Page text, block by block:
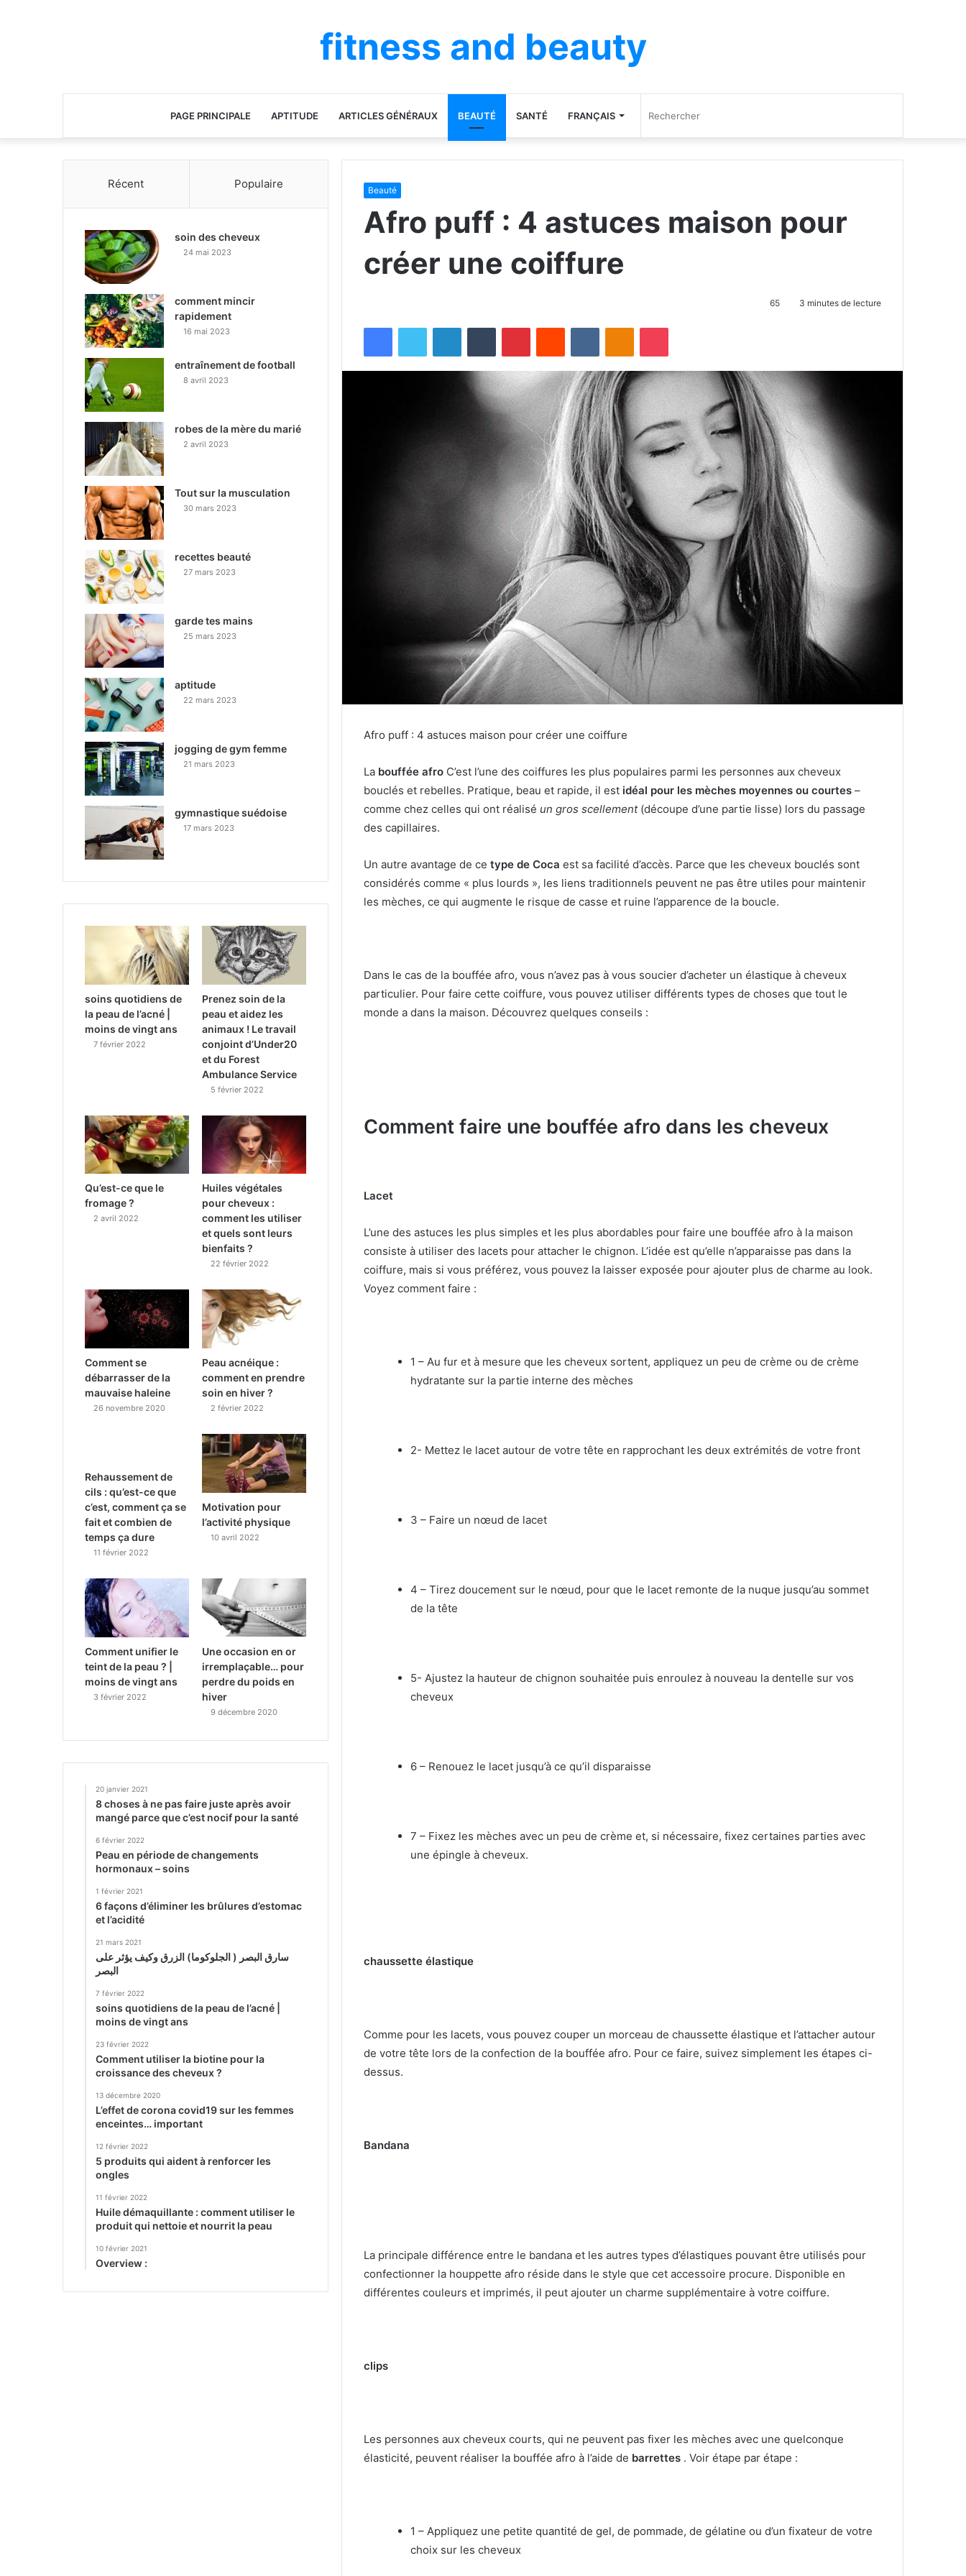
fitness and beauty
PAGE PRINCIPALE APTITUDE ARTICLES GÉNÉRAUX BEAUTÉ SANTÉ FRANÇAIS
Beauté
Afro puff : 4 astuces maison pour
créer une coiffure
65 3 minutes de lecture
Afro puff : 4 astuces maison pour créer une coiffure
La bouffée afro C’est l’une des coiffures les plus populaires parmi les personnes aux cheveux
bouclés et rebelles. Pratique, beau et rapide, il est idéal pour les mèches moyennes ou courtes –
comme chez celles qui ont réalisé un gros scellement(découpe d’une partie lisse) lors du passage
des capillaires.
Un autre avantage de ce type de Coca est sa facilité d’accès. Parce que les cheveux bouclés sont
considérés comme « plus lourds », les liens traditionnels peuvent ne pas être utiles pour maintenir
les mèches, ce qui augmente le risque de casse et ruine l’apparence de la boucle.
Dans le cas de la bouffée afro, vous n’avez pas à vous soucier d’acheter un élastique à cheveux
particulier. Pour faire cette coiffure, vous pouvez utiliser différents types de choses que tout le
monde a dans la maison. Découvrez quelques conseils :
Comment faire une bouffée afro dans les cheveux
Lacet
L’une des astuces les plus simples et les plus abordables pour faire une bouffée afro à la maison
consiste à utiliser des lacets pour attacher le chignon. L’idée est qu’elle n’apparaisse pas dans la
coiffure, mais si vous préférez, vous pouvez la laisser exposée pour ajouter plus de charme au look.
Voyez comment faire :
1 – Au fur et à mesure que les cheveux sortent, appliquez un peu de crème ou de crème
hydratante sur la partie interne des mèches
2- Mettez le lacet autour de votre tête en rapprochant les deux extrémités de votre front
3 – Faire un nœud de lacet
4 – Tirez doucement sur le nœud, pour que le lacet remonte de la nuque jusqu’au sommet
de la tête
5- Ajustez la hauteur de chignon souhaitée puis enroulez à nouveau la dentelle sur vos
cheveux
6 – Renouez le lacet jusqu’à ce qu’il disparaisse
7 – Fixez les mèches avec un peu de crème et, si nécessaire, fixez certaines parties avec
une épingle à cheveux.
chaussette élastique
Comme pour les lacets, vous pouvez couper un morceau de chaussette élastique et l’attacher autour
de votre tête lors de la confection de la bouffée afro. Pour ce faire, suivez simplement les étapes ci-
dessus.
Bandana
La principale différence entre le bandana et les autres types d’élastiques pouvant être utilisés pour
confectionner la houppette afro réside dans le style que cet accessoire procure. Disponible en
différentes couleurs et imprimés, il peut ajouter un charme supplémentaire à votre coiffure.
clips
Les personnes aux cheveux courts, qui ne peuvent pas fixer les mèches avec une quelconque
élasticité, peuvent réaliser la bouffée afro à l’aide de barrettes . Voir étape par étape :
1 – Appliquez une petite quantité de gel, de pommade, de gélatine ou d’un fixateur de votre
choix sur les cheveux
Récent Populaire
soin des cheveux
24 mai 2023
comment mincir
rapidement
16 mai 2023
entraînement de football
8 avril 2023
robes de la mère du marié
2 avril 2023
Tout sur la musculation
30 mars 2023
recettes beauté
27 mars 2023
garde tes mains
25 mars 2023
aptitude
22 mars 2023
jogging de gym femme
21 mars 2023
gymnastique suédoise
17 mars 2023
soins quotidiens de
la peau de l’acné |
moins de vingt ans
7 février 2022
Prenez soin de la
peau et aidez les
animaux ! Le travail
conjoint d’Under20
et du Forest
Ambulance Service
5 février 2022
Qu’est-ce que le
fromage ?
2 avril 2022
Huiles végétales
pour cheveux :
comment les utiliser
et quels sont leurs
bienfaits ?
22 février 2022
Comment se
débarrasser de la
mauvaise haleine
26 novembre 2020
Peau acnéique :
comment en prendre
soin en hiver ?
2 février 2022
Rehaussement de
cils : qu’est-ce que
c’est, comment ça se
fait et combien de
temps ça dure
11 février 2022
Motivation pour
l’activité physique
10 avril 2022
Comment unifier le
teint de la peau ? |
moins de vingt ans
3 février 2022
Une occasion en or
irremplaçable… pour
perdre du poids en
hiver
9 décembre 2020
20 janvier 2021
8 choses à ne pas faire juste après avoir
mangé parce que c’est nocif pour la santé
6 février 2022
Peau en période de changements
hormonaux – soins
1 février 2021
6 façons d’éliminer les brûlures d’estomac
et l’acidité
21 mars 2021
سارق البصر ( الجلوكوما) الزرق وكيف يؤثر على
البصر
7 février 2022
soins quotidiens de la peau de l’acné |
moins de vingt ans
23 février 2022
Comment utiliser la biotine pour la
croissance des cheveux ?
13 décembre 2020
L’effet de corona covid19 sur les femmes
enceintes… important
12 février 2022
5 produits qui aident à renforcer les
ongles
11 février 2022
Huile démaquillante : comment utiliser le
produit qui nettoie et nourrit la peau
10 février 2021
Overview :